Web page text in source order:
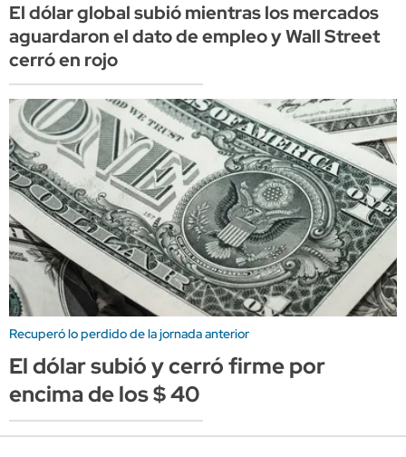
El dólar global subió mientras los mercados
aguardaron el dato de empleo y Wall Street
cerró en rojo
Recuperó lo perdido de la jornada anterior
El dólar subió y cerró firme por
encima de los $ 40